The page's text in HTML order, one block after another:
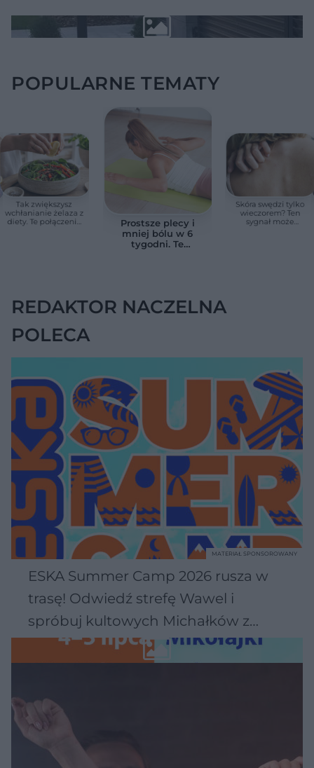
POPULARNE TEMATY
Tak zwiększysz
wchłanianie żelaza z
diety. Te połączenia
Prostsze plecy i
mniej bólu w 6
tygodni. Te
Skóra swędzi tylko
wieczorem? Ten
sygnał może
REDAKTOR NACZELNA
POLECA
ESKA Summer Camp 2026 rusza w
trasę! Odwiedź strefę Wawel i
spróbuj kultowych Michałków z
Wawelu
MATERIAŁ SPONSOROWANY